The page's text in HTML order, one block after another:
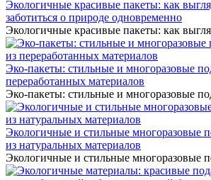
Экологичные красивые пакеты: как
заботиться о природе одновременно
Экологичные красивые пакеты: как
Эко-пакеты: стильные и многоразовые
переработанных материалов
Эко-пакеты: стильные и многоразовые
Экологичные и стильные многоразовые
из натуральных материалов
Экологичные и стильные многоразовые